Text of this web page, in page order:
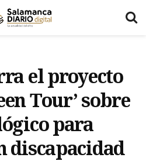
el proyecto
Tour’ sobre
para
discapacidad